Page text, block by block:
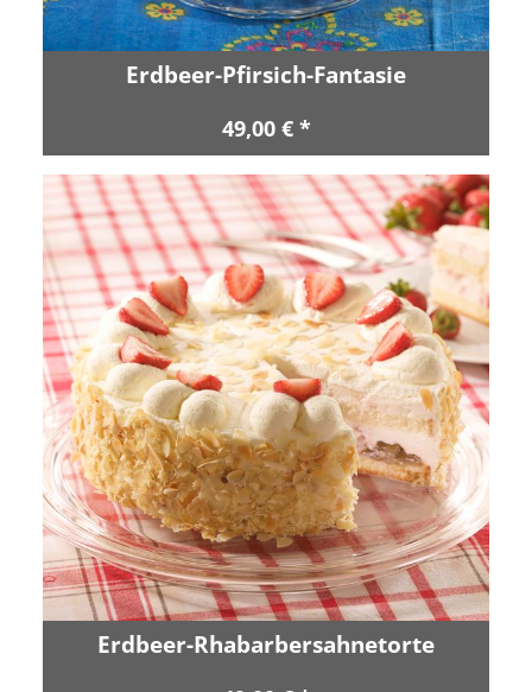
Erdbeer-Pfirsich-Fantasie
49,00 € *
Erdbeer-Rhabarbersahnetorte